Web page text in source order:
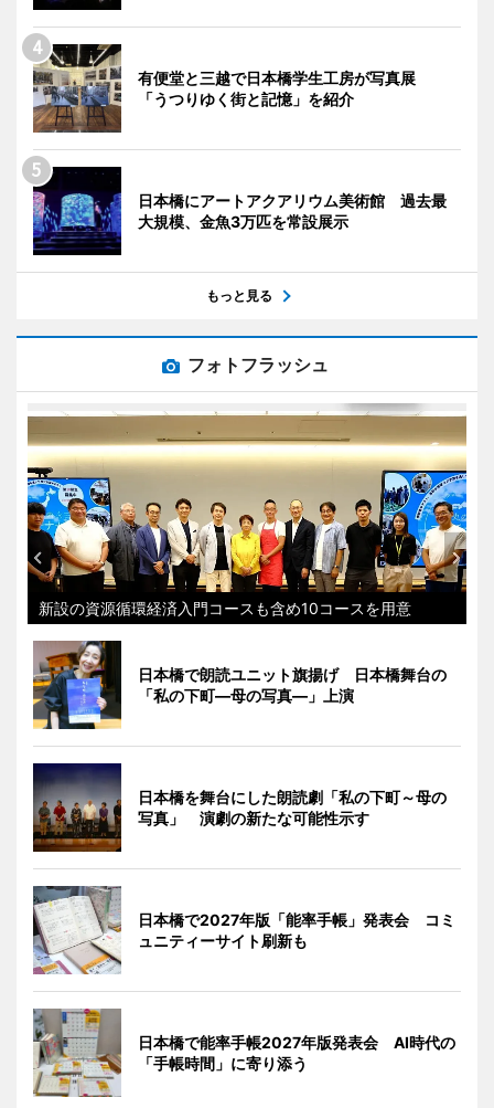
有便堂と三越で日本橋学生工房が写真展
「うつりゆく街と記憶」を紹介
日本橋にアートアクアリウム美術館 過去最
大規模、金魚3万匹を常設展示
もっと見る
フォトフラッシュ
新設の資源循環経済入門コースも含め10コースを用意
日本橋で朗読ユニット旗揚げ 日本橋舞台の
「私の下町―母の写真―」上演
日本橋を舞台にした朗読劇「私の下町～母の
写真」 演劇の新たな可能性示す
日本橋で2027年版「能率手帳」発表会 コミ
ュニティーサイト刷新も
日本橋で能率手帳2027年版発表会 AI時代の
「手帳時間」に寄り添う